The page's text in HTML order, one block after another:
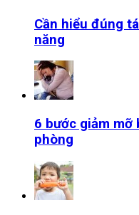
Cần hiểu đúng
năng
6 bước giảm mỡ
phòng